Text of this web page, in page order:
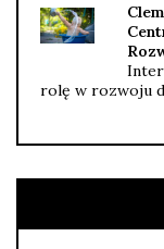
rolę w rozwoju